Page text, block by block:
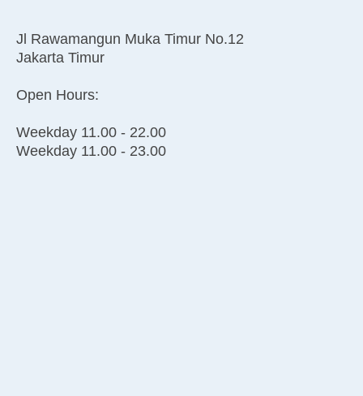
Jl Rawamangun Muka Timur No.12
Jakarta Timur
Open Hours:
Weekday 11.00 - 22.00
Weekday 11.00 - 23.00